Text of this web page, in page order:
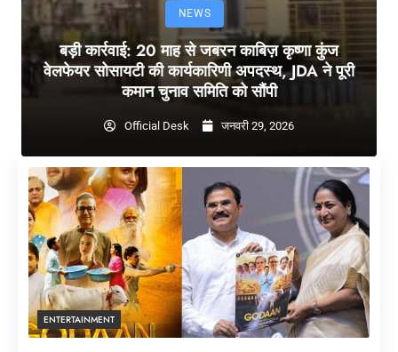
NEWS
बड़ी कार्रवाई: 20 माह से जबरन काबिज़ कृष्णा कुंज
वेलफेयर सोसायटी की कार्यकारिणी अपदस्थ, JDA ने पूरी
कमान चुनाव समिति को सौंपी
Official Desk जनवरी 29, 2026
ENTERTAINMENT